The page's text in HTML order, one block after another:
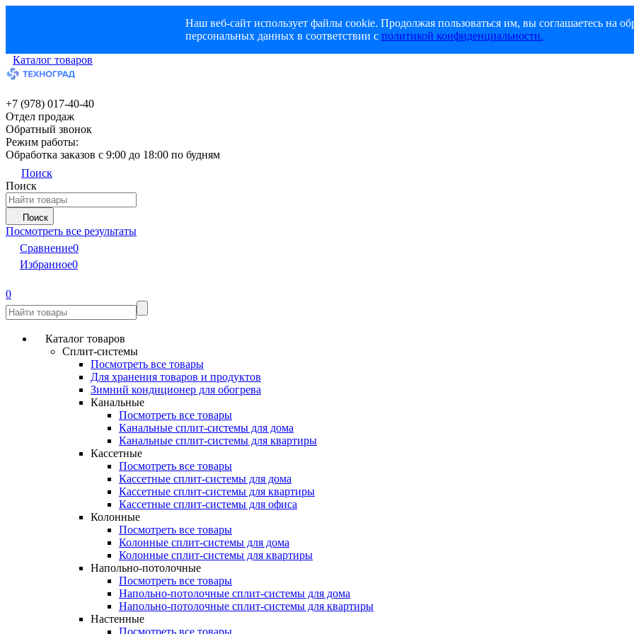
Наш веб-сайт использует файлы cookie. Продолжая пользоваться им, вы соглашаетесь на
персональных данных в соответствии с политикой конфиденциальности.
Каталог товаров
+7 (978) 017-40-40
Отдел продаж
Обратный звонок
Режим работы:
Обработка заказов с 9:00 до 18:00 по будням
Поиск
Поиск
Поиск
Посмотреть все результаты
Сравнение0
Избранное0
0
Каталог товаров
Сплит-системы
Посмотреть все товары
Для хранения товаров и продуктов
Зимний кондиционер для обогрева
Канальные
Посмотреть все товары
Канальные сплит-системы для дома
Канальные сплит-системы для квартиры
Кассетные
Посмотреть все товары
Кассетные сплит-системы для дома
Кассетные сплит-системы для квартиры
Кассетные сплит-системы для офиса
Колонные
Посмотреть все товары
Колонные сплит-системы для дома
Колонные сплит-системы для квартиры
Напольно-потолочные
Посмотреть все товары
Напольно-потолочные сплит-системы для дома
Напольно-потолочные сплит-системы для квартиры
Настенные
Посмотреть все товары